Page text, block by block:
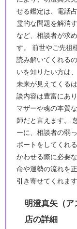
せる鑑定は、電話
霊的な問題を解消
など、相談者が求
す。 前世やご先祖
読み解いてくれる
いを知りたい方は
未来が見えてくる
談内容は豊富にあ
マザーや魂の本質
師だと言えます。
ーに、相談者の弱
ポートをしてくれ
かわせる際に必要
命や運勢の流れを
引き寄せてくれます
明澄真矢（ア
店の詳細